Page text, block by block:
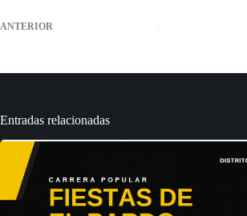
ANTERIOR
Entradas relacionadas